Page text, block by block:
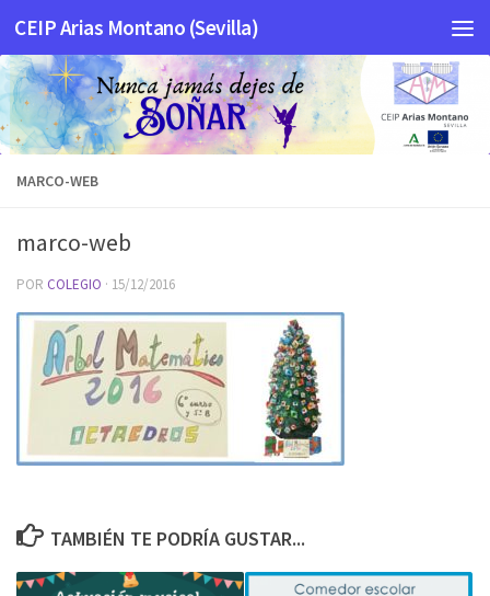
Saltar al contenido
CEIP Arias Montano (Sevilla)
MARCO-WEB
marco-web
POR COLEGIO · 15/12/2016
TAMBIÉN TE PODRÍA GUSTAR...